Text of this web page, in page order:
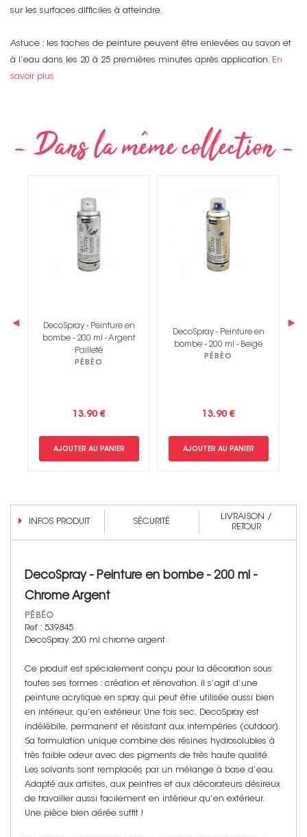
sur les surfaces difficiles à atteindre.
Astuce : les taches de peinture peuvent être enlevées au savon et
à l’eau dans les 20 à 25 premières minutes après application. En
savoir plus
DecoSpray - Peinture en
bombe - 200 ml - Argent
Pailleté
PÉBÉO
13.90 €
AJOUTER AU PANIER
DecoSpray - Peinture en
bombe - 200 ml - Beige
PÉBÉO
13.90 €
AJOUTER AU PANIER
‹ ›
INFOS PRODUIT SÉCURITÉ
LIVRAISON /
RETOUR
DecoSpray - Peinture en bombe - 200 ml -
Chrome Argent
PÉBÉO
Ref : 539845
DecoSpray 200 ml chrome argent.
Ce produit est spécialement conçu pour la décoration sous
toutes ses formes : création et rénovation. Il s’agit d’une
peinture acrylique en spray qui peut être utilisée aussi bien
en intérieur, qu’en extérieur. Une fois sec, DecoSpray est
indélébile, permanent et résistant aux intempéries (outdoor).
Sa formulation unique combine des résines hydrosolubles à
très faible odeur avec des pigments de très haute qualité.
Les solvants sont remplacés par un mélange à base d’eau.
Adapté aux artistes, aux peintres et aux décorateurs désireux
de travailler aussi facilement en intérieur qu’en extérieur.
Une pièce bien aérée suffit !